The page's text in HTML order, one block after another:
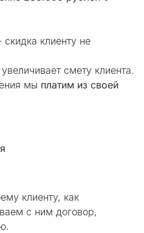
клиенту не
смету клиента.
мы платим из своей
клиенту, как
с ним договор,